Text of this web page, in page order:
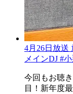
4月26日放送
メインDJ #
今回もお聴
目！新年度